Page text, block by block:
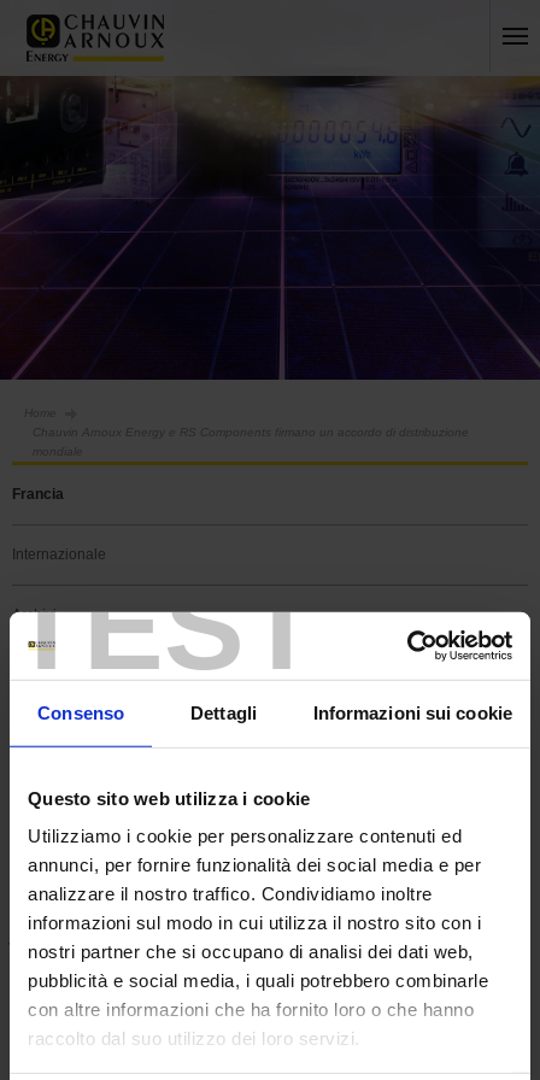
TEST
Consenso Dettagli Informazioni sui cookie
Questo sito web utilizza i cookie
Utilizziamo i cookie per personalizzare contenuti ed
annunci, per fornire funzionalità dei social media e per
analizzare il nostro traffico. Condividiamo inoltre
informazioni sul modo in cui utilizza il nostro sito con i
nostri partner che si occupano di analisi dei dati web,
pubblicità e social media, i quali potrebbero combinarle
con altre informazioni che ha fornito loro o che hanno
raccolto dal suo utilizzo dei loro servizi.
Home
Chauvin Arnoux Energy e RS Components firmano un accordo di distribuzione
mondiale
Francia
Internazionale
Archivi
Chauvin Arnoux Energy e
RS Components firmano un
accordo di distribuzione
mondiale
Filiale del leader francese degli strumenti di test &
misure Chauvin Arnoux, Chauvin Arnoux Energy ha
firmato un accordo di partnership con il leader
mondiale della distribuzione di componenti
elettronici e di manutenzione, RS Components.